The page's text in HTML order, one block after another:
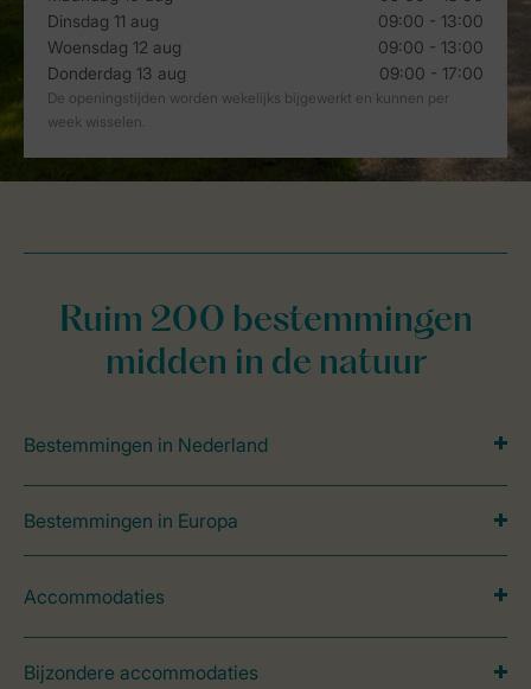
Ruim 200 bestemmingen
midden in de natuur
Bestemmingen in Nederland
Bestemmingen in Europa
Accommodaties
Bijzondere accommodaties